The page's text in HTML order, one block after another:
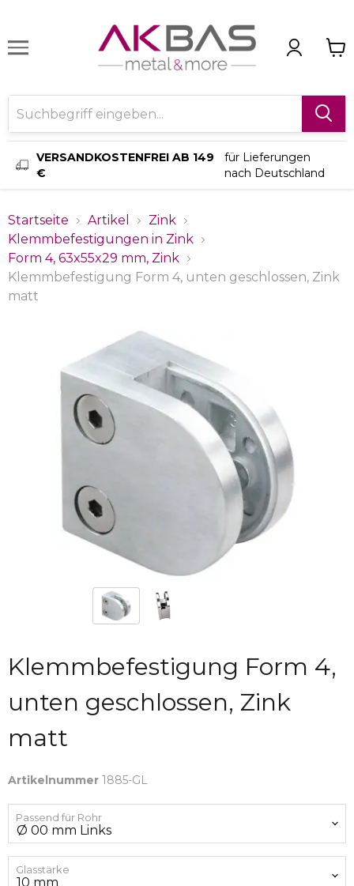
VERSANDKOSTENFREI AB 149
€
für Lieferungen
nach Deutschland
Startseite Artikel
Zink
Klemmbefestigungen in Zink
Form 4, 63x55x29 mm, Zink
Klemmbefestigung Form 4, unten geschlossen, Zink
matt
Klemmbefestigung Form 4,
unten geschlossen, Zink
matt
Artikelnummer 1885-GL
Passend für Rohr
Glasstärke